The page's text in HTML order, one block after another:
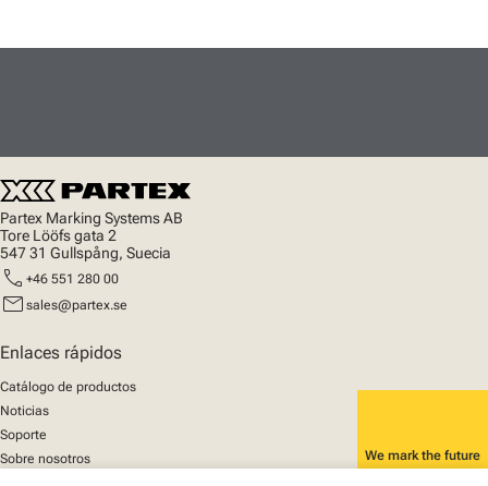
Partex Marking Systems AB
Tore Lööfs gata 2
547 31 Gullspång, Suecia
call +46 551 280 00
mail sales@partex.se
Enlaces rápidos
Catálogo de productos
Noticias
Soporte
Sobre nosotros
We mark the future